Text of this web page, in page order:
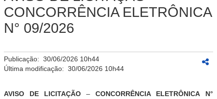
CONCORRÊNCIA ELETRÔNICA
N° 09/2026
Publicação: 30/06/2026 10h44
Última modificação: 30/06/2026 10h44
AVISO DE LICITAÇÃO – CONCORRÊNCIA ELETRÔNICA
N°